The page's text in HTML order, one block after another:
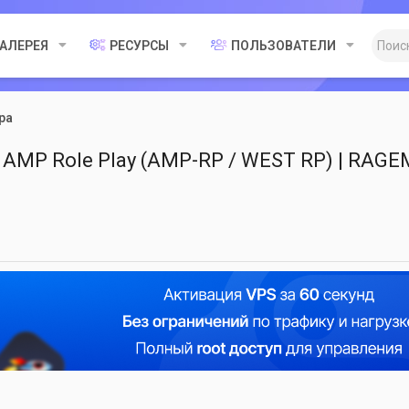
РЕСУРСЫ ПОЛЬЗОВАТЕЛИ
Role Play (AMP-RP / WEST RP) |